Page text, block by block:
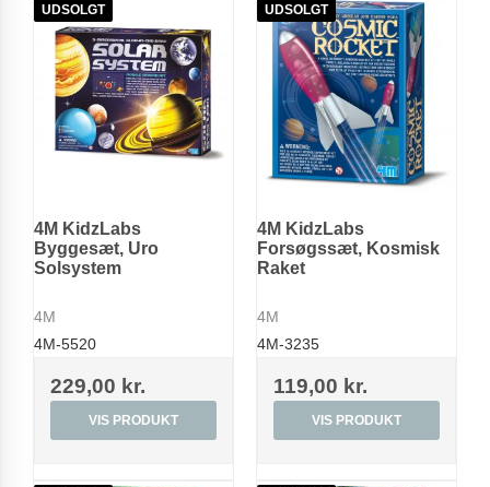
UDSOLGT
4M KidzLabs
Byggesæt, Uro
Solsystem
4M
4M-5520
229,00 kr.
VIS PRODUKT
UDSOLGT
4M KidzLabs
Forsøgssæt, Kosmisk
Raket
4M
4M-3235
119,00 kr.
VIS PRODUKT